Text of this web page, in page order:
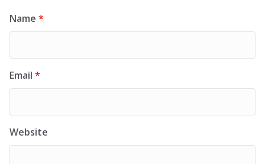
Name *
Email *
Website